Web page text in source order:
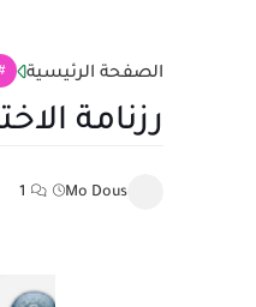
الصفحة الرئيسية
رزنامة
Mo Dous
1